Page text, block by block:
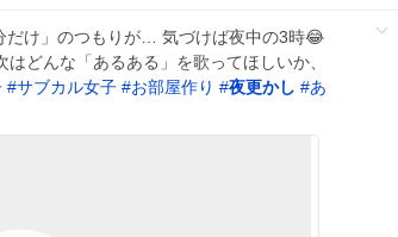
だけ」のつもりが… 気づけば夜中の3時😂
どんな「あるある」を歌ってほしいか、
#サブカル女子 #お部屋作り #夜更かし #あ